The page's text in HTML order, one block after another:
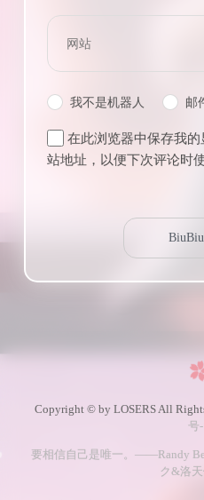
我不是机器人 邮
在此浏览器中保存我
站地址，以便下次评论时使
Copyright © by LOSERS All
号-
要相信自己是唯一。——Randy
ク&洛天